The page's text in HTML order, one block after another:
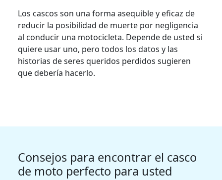
Los cascos son una forma asequible y eficaz de
reducir la posibilidad de muerte por negligencia
al conducir una motocicleta. Depende de usted si
quiere usar uno, pero todos los datos y las
historias de seres queridos perdidos sugieren
que debería hacerlo.
Consejos para encontrar el casco
de moto perfecto para usted